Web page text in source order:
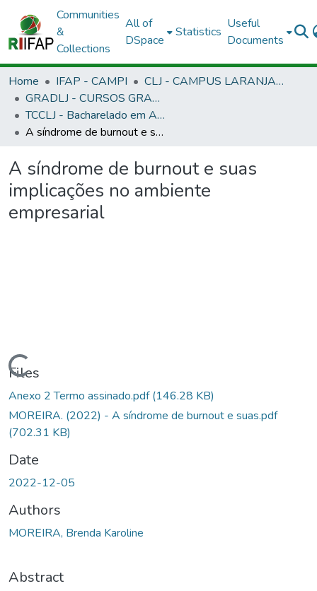
Communities
&
Collections
All of
DSpace
Statistics
Useful
Documents
Home IFAP - CAMPI
CLJ - CAMPUS LARANJAL DO JARI
GRADLJ - CURSOS GRADUAÇÃO - CAMPUS LARANJAL DO JARI
TCCLJ - Bacharelado em Administração
A síndrome de burnout e suas implicações no ambiente empresarial
A síndrome de burnout e suas
implicações no ambiente
empresarial
Loading...
Files
Anexo 2 Termo assinado.pdf(146.28 KB)
MOREIRA. (2022) - A síndrome de burnout e suas.pdf
(702.31 KB)
Date
2022-12-05
Authors
MOREIRA, Brenda Karoline
Abstract